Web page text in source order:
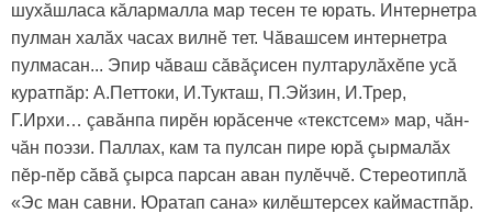
шухăшласа кăлармалла мар тесен те юрать. Интернетра
пулман халăх часах вилнӗ тет. Чăвашсем интернетра
пулмасан... Эпир чăваш сăвăçиceн пултарулăхӗпе усă
куратпăр: А.Петтоки, И.Тукташ, П.Эйзин, И.Трер,
Г.Ирхи… çавăнпа пирӗн юрăсенче «текстсем» мар, чăн-
чăн поэзи. Паллах, кам та пулсан пире юрă çырмалăх
пӗр-пӗр сăвă çырса парсан аван пулӗччӗ. Стереотиплă
«Эс ман савни. Юратап сана» килӗштерсех каймастпăр.